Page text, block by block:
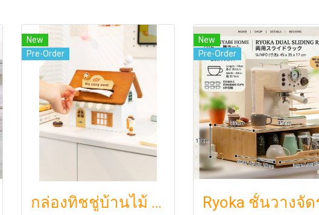
New
Pre-Order
กล่องทิชชู่บ้านไม้ My Cozy Nest สไตล์มินิมอล นอร์ดิก ของแต่งบ้านรูปบ้าน ขนมปัง เบเกอรี่ กล่องใส่กระดาษทิชชู่แบบตั้งโต๊ะ ฝาเปิดแม่เหล็ก เติมกระดาษง่าย
New
Pre-Order